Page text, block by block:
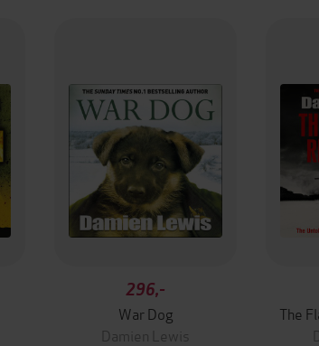
296,-
War Dog
Damien Lewis
The